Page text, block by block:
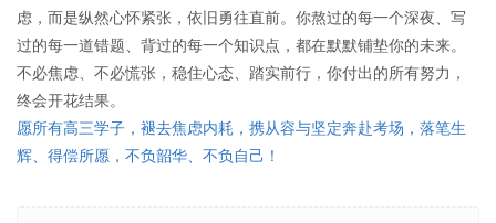
虑，而是纵然心怀紧张，依旧勇往直前。 你熬过的每一个深夜、写
过的每一道错题、背过的每一个知识点，都在默默铺垫你的未来。
不必焦虑、不必慌张，稳住心态、踏实前行，你付出的所有努力，
终会开花结果。
愿所有高三学子，褪去焦虑内耗，携从容与坚定奔赴考场，落笔生
辉、得偿所愿，不负韶华、不负自己！